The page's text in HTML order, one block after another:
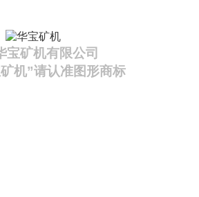
宝矿机有限公司
机”请认准图形商标